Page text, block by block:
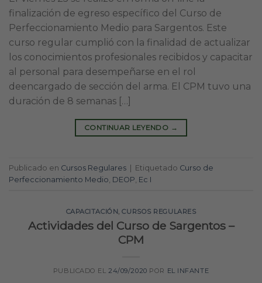
finalización de egreso específico del Curso de
Perfeccionamiento Medio para Sargentos. Este
curso regular cumplió con la finalidad de actualizar
los conocimientos profesionales recibidos y capacitar
al personal para desempeñarse en el rol
deencargado de sección del arma. El CPM tuvo una
duración de 8 semanas […]
CONTINUAR LEYENDO →
Publicado en Cursos Regulares | Etiquetado Curso de
Perfeccionamiento Medio DEOP Ec I
CAPACITACIÓN,CURSOS REGULARES
Actividades del Curso de Sargentos –
CPM
PUBLICADO EL 24/09/2020 POR EL INFANTE